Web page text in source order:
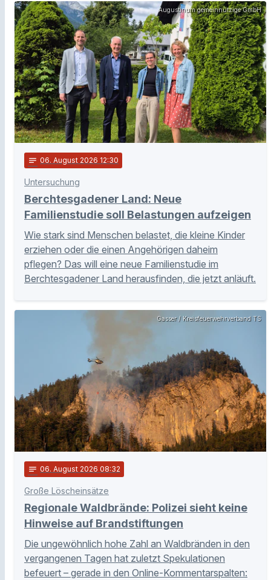
Augustinum gemeinnützige GmbH
notes 06. August 2026 12:30
Untersuchung
Berchtesgadener Land: Neue
Familienstudie soll Belastungen aufzeigen
Wie stark sind Menschen belastet, die kleine Kinder
erziehen oder die einen Angehörigen daheim
pflegen? Das will eine neue Familienstudie im
Berchtesgadener Land herausfinden, die jetzt anläuft.
Gasser / Kreisfeuerwehrverband TS
notes 06. August 2026 08:32
Große Löscheinsätze
Regionale Waldbrände: Polizei sieht keine
Hinweise auf Brandstiftungen
Die ungewöhnlich hohe Zahl an Waldbränden in den
vergangenen Tagen hat zuletzt Spekulationen
befeuert – gerade in den Online-Kommentarspalten: